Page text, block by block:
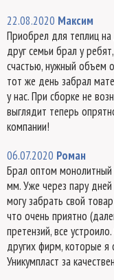
22.08.2020 Максим
Приобрел для теплиц
друг семьи брал у
счастью, нужный объем
тот же день забрал
у нас. При сборке не
выглядит теперь
компании!
06.07.2020 Роман
Брал оптом
мм. Уже через пару
могу забрать свой
что очень приятно
претензий, все
других фирм, которые я
Уникумпласт за